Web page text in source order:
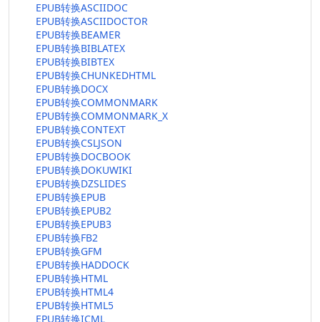
EPUB转换ASCIIDOC
EPUB转换ASCIIDOCTOR
EPUB转换BEAMER
EPUB转换BIBLATEX
EPUB转换BIBTEX
EPUB转换CHUNKEDHTML
EPUB转换DOCX
EPUB转换COMMONMARK
EPUB转换COMMONMARK_X
EPUB转换CONTEXT
EPUB转换CSLJSON
EPUB转换DOCBOOK
EPUB转换DOKUWIKI
EPUB转换DZSLIDES
EPUB转换EPUB
EPUB转换EPUB2
EPUB转换EPUB3
EPUB转换FB2
EPUB转换GFM
EPUB转换HADDOCK
EPUB转换HTML
EPUB转换HTML4
EPUB转换HTML5
EPUB转换ICML